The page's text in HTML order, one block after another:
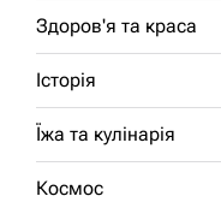
Здоров'я та краса
Історія
Їжа та кулінарія
Космос